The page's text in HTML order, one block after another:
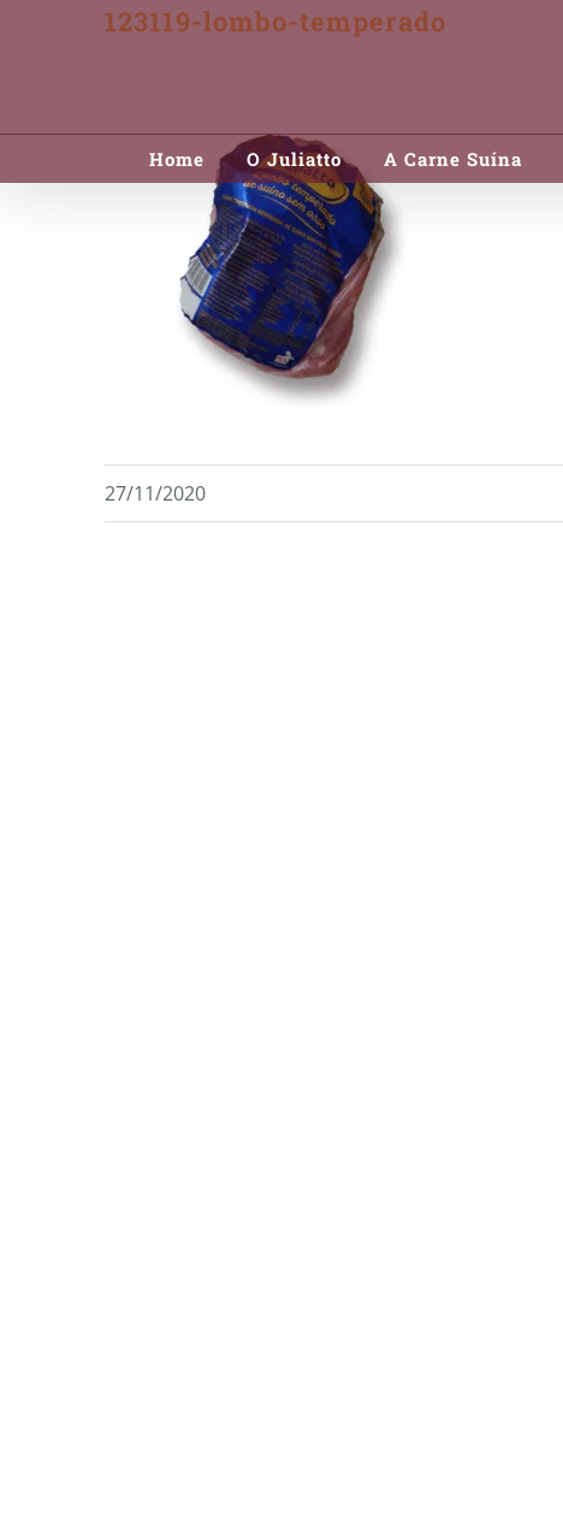
Home O Juliatto A Carne Suína
123119-lombo-temperado
27/11/2020